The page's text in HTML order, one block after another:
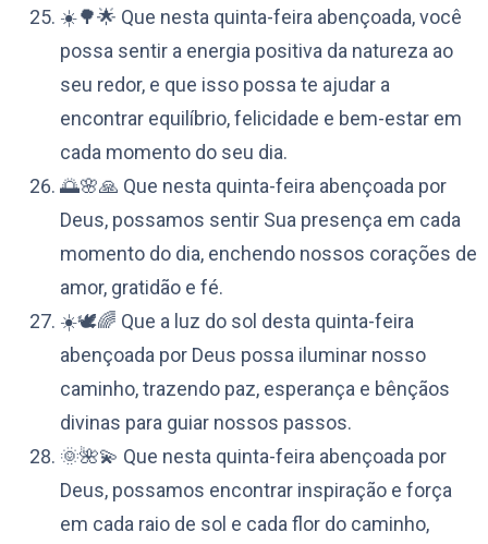
☀️🌳🌟 Que nesta quinta-feira abençoada, você
possa sentir a energia positiva da natureza ao
seu redor, e que isso possa te ajudar a
encontrar equilíbrio, felicidade e bem-estar em
cada momento do seu dia.
🌅🌸🙏 Que nesta quinta-feira abençoada por
Deus, possamos sentir Sua presença em cada
momento do dia, enchendo nossos corações de
amor, gratidão e fé.
☀️🕊️🌈 Que a luz do sol desta quinta-feira
abençoada por Deus possa iluminar nosso
caminho, trazendo paz, esperança e bênçãos
divinas para guiar nossos passos.
🌞🌺💫 Que nesta quinta-feira abençoada por
Deus, possamos encontrar inspiração e força
em cada raio de sol e cada flor do caminho,